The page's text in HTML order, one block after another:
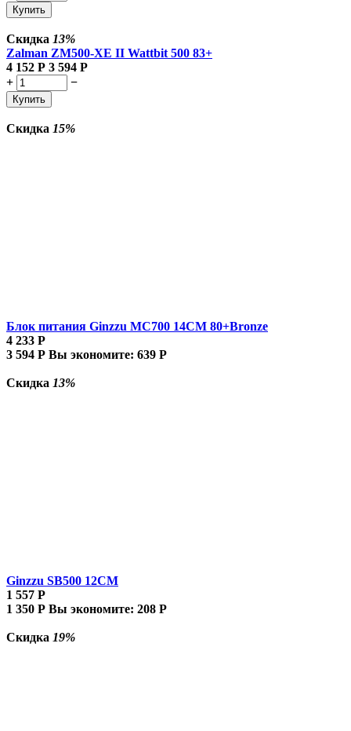
Купить
Скидка 13%
Zalman ZM500-XE II Wattbit 500 83+
4 152 Р 3 594 Р
+
−
Купить
Скидка 15%
Блок питания Ginzzu MC700 14CM 80+Bronze
4 233 Р
3 594 Р Вы экономите: 639 Р
Скидка 13%
Ginzzu SB500 12CM
1 557 Р
1 350 Р Вы экономите: 208 Р
Скидка 19%